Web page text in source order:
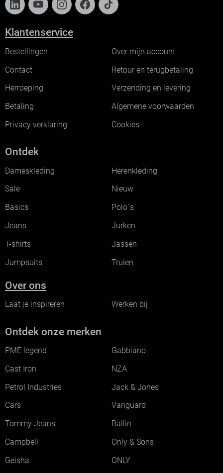
Klantenservice
Bestellingen
Over mijn account
Contact
Retour en terugbetaling
Herroeping
Verzending en levering
Betaling
Algemene voorwaarden
Privacy verklaring
Cookies
Ontdek
Dameskleding
Herenkleding
Sale
Nieuw
Basics
Polo`s
Jeans
Jurken
T-shirts
Jassen
Jumpsuits
Truien
Over ons
Laat je inspireren Werken bij
Ontdek onze merken
PME legend
Gabbiano
Cast Iron
NZA
Petrol Industries
Jack & Jones
Cars
Vanguard
Tommy Jeans
Ballin
Campbell
Only & Sons
Geisha
ONLY